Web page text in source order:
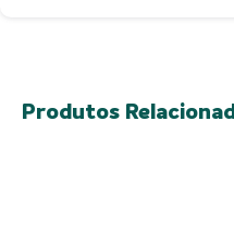
Produtos